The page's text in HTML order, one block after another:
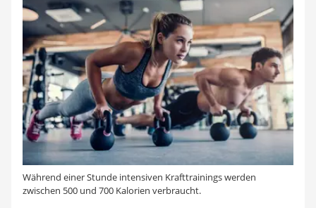
Während einer Stunde intensiven Krafttrainings werden
zwischen 500 und 700 Kalorien verbraucht.